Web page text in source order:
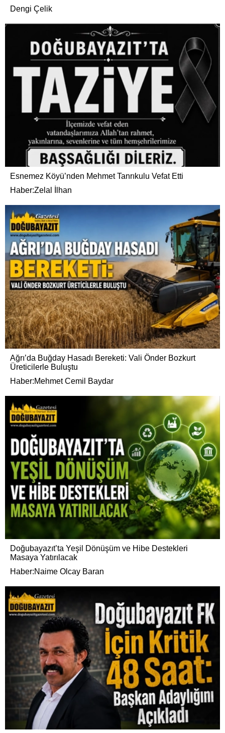
Dengi Çelik
Esnemez Köyü’nden Mehmet Tanrıkulu Vefat Etti
Haber:Zelal İlhan
Ağrı’da Buğday Hasadı Bereketi: Vali Önder Bozkurt
Üreticilerle Buluştu
Haber:Mehmet Cemil Baydar
Doğubayazıt’ta Yeşil Dönüşüm ve Hibe Destekleri
Masaya Yatırılacak
Haber:Naime Olcay Baran